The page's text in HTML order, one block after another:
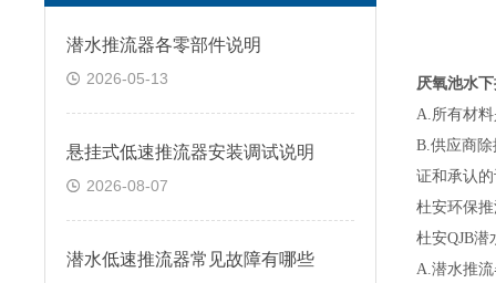
潜水推流器各零部件说明
2026-05-13
悬挂式低速推流器安装调试说明
2026-08-07
潜水低速推流器常见故障有哪些
厌氧池水
A.所有材
B.供应商
证和承认
杜安环保
杜安QJB潜
A.潜水推